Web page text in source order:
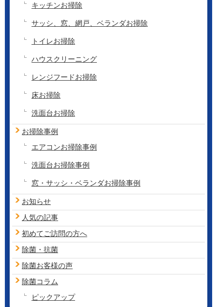
キッチンお掃除
サッシ、窓、網戸、ベランダお掃除
トイレお掃除
ハウスクリーニング
レンジフードお掃除
床お掃除
洗面台お掃除
お掃除事例
エアコンお掃除事例
洗面台お掃除事例
窓・サッシ・ベランダお掃除事例
お知らせ
人気の記事
初めてご訪問の方へ
除菌・抗菌
除菌お客様の声
除菌コラム
ピックアップ